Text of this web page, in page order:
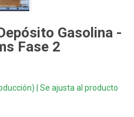
Gasolina -
Fase 2
| Se ajusta al producto